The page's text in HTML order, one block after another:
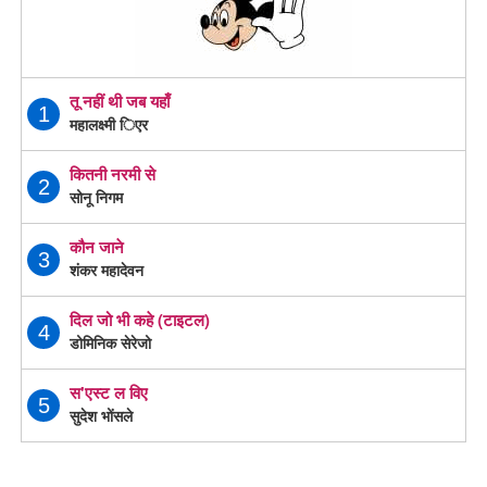
1
तू नहीं थी जब यहाँ
महालक्ष्मी िएर
2
कितनी नरमी से
सोनू निगम
3
कौन जाने
शंकर महादेवन
4
दिल जो भी कहे (टाइटल)
डोमिनिक सेरेजो
5
स'एस्ट ल विए
सुदेश भोंसले